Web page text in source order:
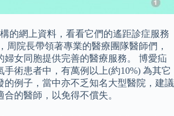
的網上資料，看看它們的遙距診症服務
周院長帶領著專業的醫療團隊醫師們，
婦女同胞提供完善的醫療服務。 博愛疝
術患者中，有萬例以上(約10%) 為其它
的例子，當中亦不乏知名大型醫院，建議
的醫師，以免得不償失。